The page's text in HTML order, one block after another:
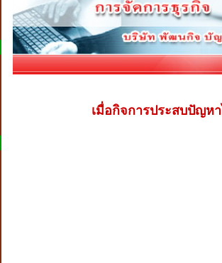
เมื่อกิจการประสบปัญ